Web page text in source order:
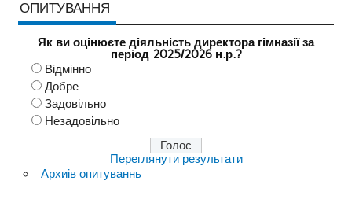
ОПИТУВАННЯ
Як ви оцінюєте діяльність директора гімназії за
період 2025/2026 н.р.?
Відмінно
Добре
Задовільно
Незадовільно
Переглянути результати
Архиів опитуваннь